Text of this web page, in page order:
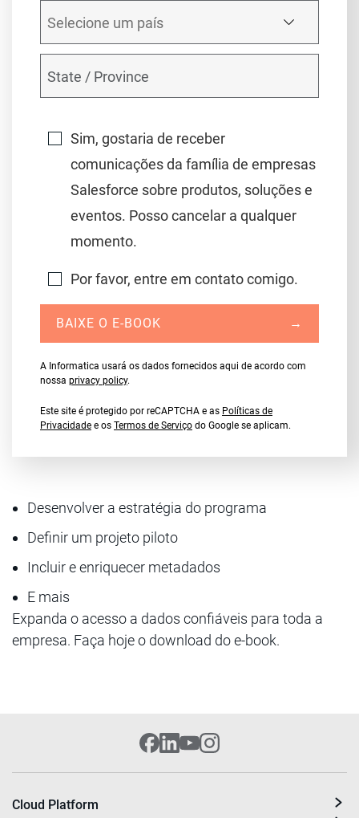
Sim, gostaria de receber
comunicações da família de empresas
Salesforce sobre produtos, soluções e
eventos. Posso cancelar a qualquer
momento.
Por favor, entre em contato comigo.
BAIXE O E-BOOK →
A Informatica usará os dados fornecidos aqui de acordo com
nossa privacy policy.
Este site é protegido por reCAPTCHA e as Políticas de
Privacidade e os Termos de Serviço do Google se aplicam.
Desenvolver a estratégia do programa
Definir um projeto piloto
Incluir e enriquecer metadados
E mais
Expanda o acesso a dados confiáveis para toda a
empresa. Faça hoje o download do e-book.
Cloud Platform